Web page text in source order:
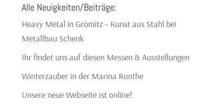
Alle Neuigkeiten/Beiträge:
Heavy Metal in Grömitz – Kunst aus Stahl bei
Metallbau Schenk
Ihr findet uns auf diesen Messen & Ausstellungen
Winterzauber in der Marina Rünthe
Unsere neue Webseite ist online!